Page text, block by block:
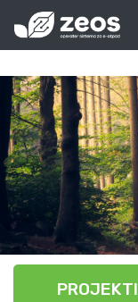
PROJEKTI